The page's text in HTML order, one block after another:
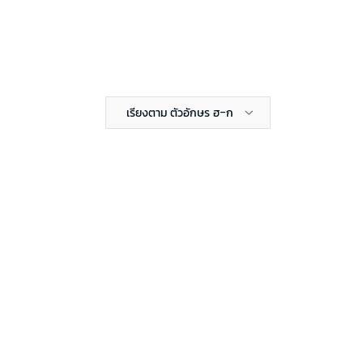
เรียงตาม ตัวอักษร ฮ-ก